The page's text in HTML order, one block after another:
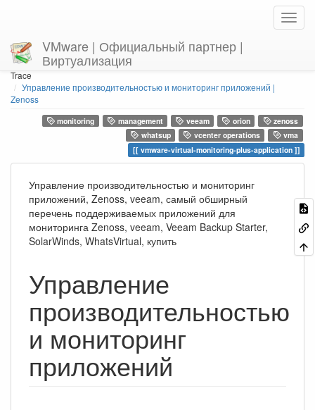
VMware | Официальный партнер |
Виртуализация
You are here
Home
Trace
Управление производительностью и мониторинг приложений |
Zenoss
monitoring management veeam orion
zenoss
whatsup
vcenter operations
vma
vmware-virtual-monitoring-plus-application
Управление производительностью и мониторинг
приложений, Zenoss, veeam, самый обширный
перечень поддерживаемых приложений для
мониторинга Zenoss, veeam, Veeam Backup Starter,
SolarWinds, WhatsVirtual, купить
Управление
производительностью
и мониторинг
приложений